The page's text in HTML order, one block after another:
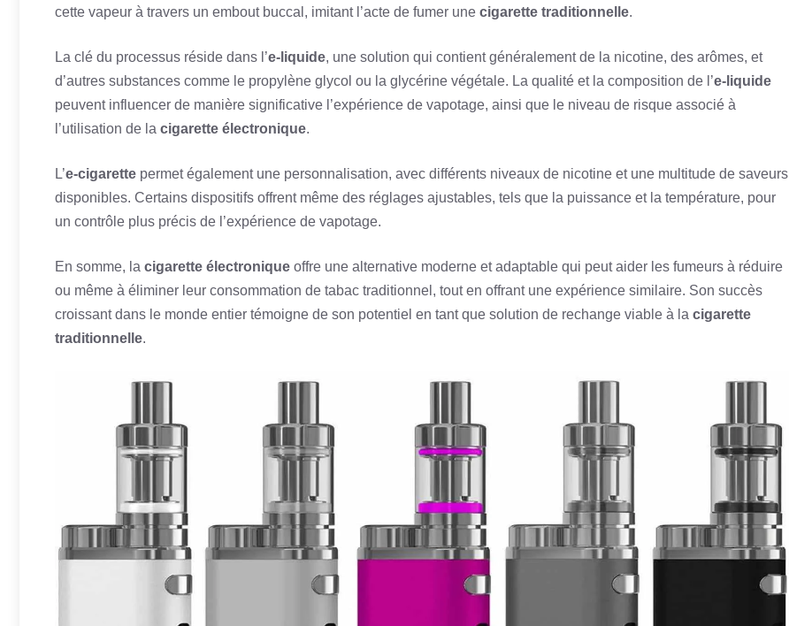
cette vapeur à travers un embout buccal, imitant l’acte de fumer une cigarette traditionnelle.
La clé du processus réside dans l’e-liquide, une solution qui contient généralement de la nicotine, des arômes, et
d’autres substances comme le propylène glycol ou la glycérine végétale. La qualité et la composition de l’e-liquide
peuvent influencer de manière significative l’expérience de vapotage, ainsi que le niveau de risque associé à
l’utilisation de la cigarette électronique.
L’e-cigarette permet également une personnalisation, avec différents niveaux de nicotine et une multitude de saveurs
disponibles. Certains dispositifs offrent même des réglages ajustables, tels que la puissance et la température, pour
un contrôle plus précis de l’expérience de vapotage.
En somme, la cigarette électronique offre une alternative moderne et adaptable qui peut aider les fumeurs à réduire
ou même à éliminer leur consommation de tabac traditionnel, tout en offrant une expérience similaire. Son succès
croissant dans le monde entier témoigne de son potentiel en tant que solution de rechange viable à la cigarette
traditionnelle.